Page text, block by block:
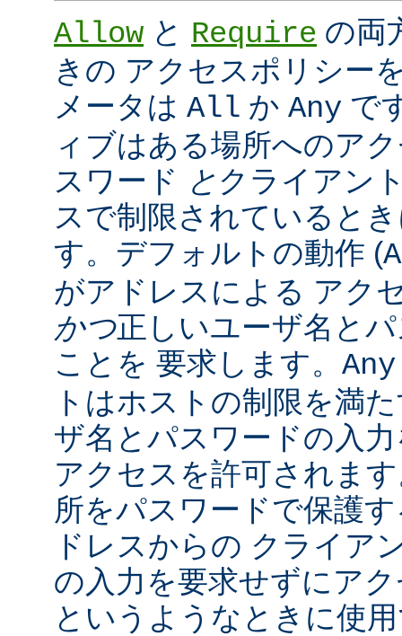
Allow と Require の両
きの アクセスポリシー
メータは All か Any で
ィブはある場所へのア
スワード とクライアン
スで制限されていると
す。デフォルトの動作 (
がアドレスによる アク
かつ正しいユーザ名と
ことを 要求します。 Any
トはホストの制限を満
ザ名とパスワードの入
アクセスを許可されま
所をパスワードで保護
ドレスからの クライア
の入力を要求せずにア
というようなときに使